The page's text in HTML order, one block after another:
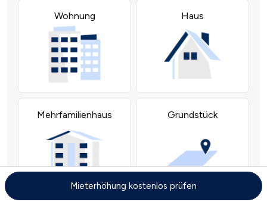
Mieterhöhung kostenlos prüfen